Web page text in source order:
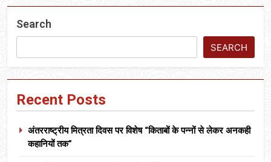
Search
SEARCH
Recent Posts
अंतरराष्ट्रीय मित्रता दिवस पर विशेष “किताबों के पन्नों से लेकर अनकही
कहानियों तक”